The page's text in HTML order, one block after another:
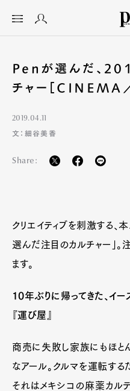
Penが選んだ、
チャー［CINEMA
2019.04.11
文：細谷美香
Share:
クリエイティブを刺激する、
選んだ注目のカルチャー」
ます。
10年ぶりに帰ってきた、イー
『運び屋』
商売に失敗し家族にもほと
なアール。クルマを運転する
それはメキシコの麻薬カル